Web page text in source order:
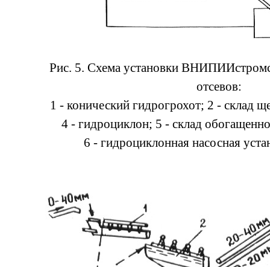
Рис. 5. Схема установки
отсевов:
1 - конический гидрогрохот; 2 - склад
4 - гидроциклон; 5 - склад
6 - гидроциклонная насосная